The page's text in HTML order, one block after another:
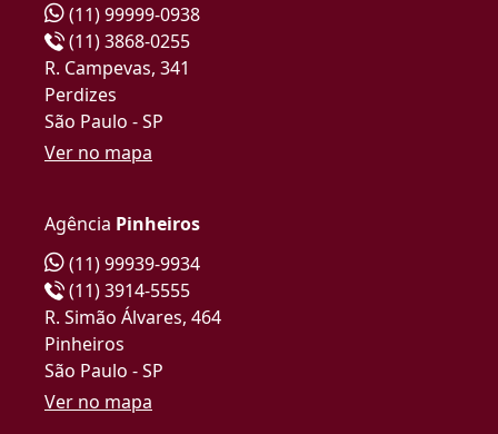
(11) 99999-0938
(11) 3868-0255
R. Campevas, 341
Perdizes
São Paulo - SP
Ver no mapa
Agência Pinheiros
(11) 99939-9934
(11) 3914-5555
R. Simão Álvares, 464
Pinheiros
São Paulo - SP
Ver no mapa